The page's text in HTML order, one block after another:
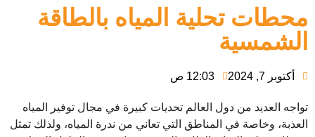
محطات تحلية المياه بالطاقة
الشمسية
أكتوبر 7, 2024 12:03 ص
تواجه العديد من دول العالم تحديات كبيرة في مجال توفير المياه
العذبة، وخاصة في المناطق التي تعاني من ندرة المياه، ولذلك تمثل